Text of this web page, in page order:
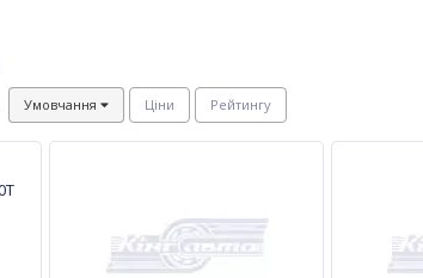
Умовчання Ціни Рейтингу